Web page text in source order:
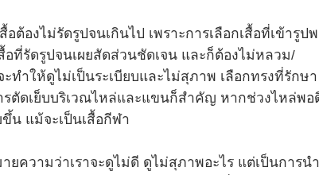
อต้องไม่รัดรูปจนเกินไป เพราะการเลือกเสื้อที่เข้ารูป
อที่รัดรูปจนเผยสัดส่วนชัดเจน และก็ต้องไม่หลวม/
ทำให้ดูไม่เป็นระเบียบและไม่สุภาพ เลือกทรงที่รักษา
รตัดเย็บบริเวณไหล่และแขนก็สำคัญ หากช่วงไหล่พอ
น แม้จะเป็นเสื้อกีฬา
ความว่าเราจะดูไม่ดี ดูไม่สุภาพอะไร แต่เป็นการนำ